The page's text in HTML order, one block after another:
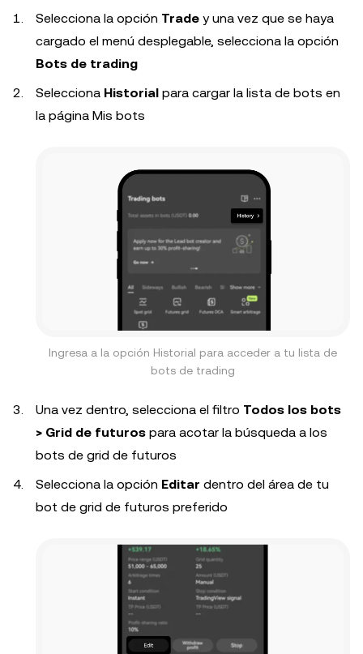
Selecciona la opción Trade y una vez que se haya
cargado el menú desplegable, selecciona la opción
Bots de trading
Selecciona Historial para cargar la lista de bots en
la página Mis bots
Ingresa a la opción Historial para acceder a tu lista de
bots de trading
Una vez dentro, selecciona el filtro Todos los bots
> Grid de futuros para acotar la búsqueda a los
bots de grid de futuros
Selecciona la opción Editar dentro del área de tu
bot de grid de futuros preferido